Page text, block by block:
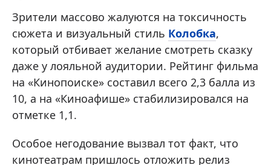
Зрители массово жалуются на токсичность
сюжета и визуальный стиль Колобка,
который отбивает желание смотреть сказку
даже у лояльной аудитории. Рейтинг фильма
на «Кинопоиске» составил всего 2,3 балла из
10, а на «Киноафише» стабилизировался на
отметке 1,1.
Особое негодование вызвал тот факт, что
кинотеатрам пришлось отложить релиз